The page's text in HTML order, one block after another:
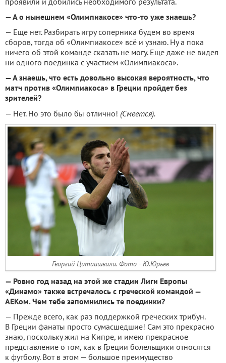
— А о нынешнем «Олимпиакосе» что-то уже знаешь?
— Еще нет. Разбирать игру соперника будем во время
сборов, тогда об «Олимпиакосе» всё и узнаю. Ну а пока
ничего об этой команде сказать не могу. Еще даже не видел
ни одного поединка с участием «Олимпиакоса».
— А знаешь, что есть довольно высокая вероятность, что
матч против «Олимпиакоса» в Греции пройдет без
зрителей?
— Нет. Но это было бы отлично! (Смеется).
Георгий Цитаишвили. Фото - Ю.Юрьев
— Ровно год назад на этой же стадии Лиги Европы
«Динамо» также встречалось с греческой командой —
АЕКом. Чем тебе запомнились те поединки?
— Прежде всего, как раз поддержкой греческих трибун.
В Греции фанаты просто сумасшедшие! Сам это прекрасно
знаю, поскольку жил на Кипре, и имею прекрасное
представление о том, как в Греции болельщики относятся
к футболу. Вот в этом — большое преимущество